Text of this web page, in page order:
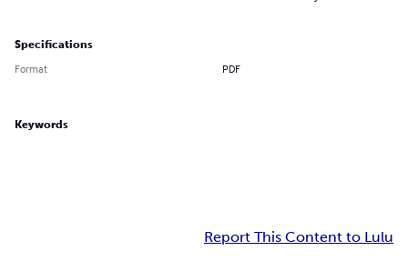
Specifications
Format PDF
Keywords
Report This Content to Lulu